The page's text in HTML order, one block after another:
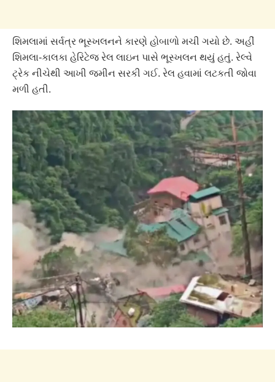
શિમલામાં સર્વત્ર ભૂસ્ખલનને કારણે હોબાળો મચી ગયો છે. અહીં
શિમલા-કાલકા હેરિટેજ રેલ લાઇન પાસે ભૂસ્ખલન થયું હતું. રેલ્વે
ટ્રેક નીચેથી આખી જમીન સરકી ગઈ. રેલ હવામાં લટકતી જોવા
મળી હતી.